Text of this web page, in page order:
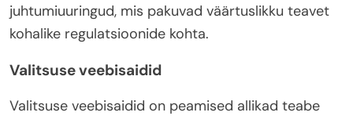
juhtumiuuringud, mis pakuvad väärtuslikku teavet
kohalike regulatsioonide kohta.
Valitsuse veebisaidid
Valitsuse veebisaidid on peamised allikad teabe